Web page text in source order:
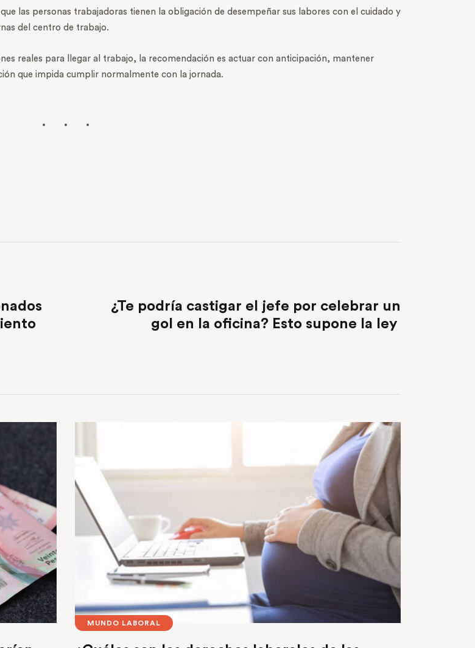
las personas trabajadoras tienen la obligación de desempeñar sus labores con el cuidado y
del centro de trabajo.
reales para llegar al trabajo, la recomendación es actuar con anticipación, mantener
que impida cumplir normalmente con la jornada.
¿Te podría castigar el jefe por celebrar un
gol en la oficina? Esto supone la ley
MUNDO LABORAL